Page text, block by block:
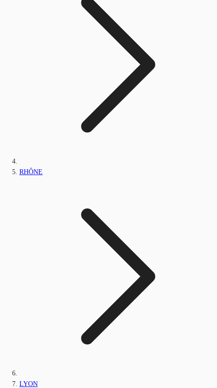
RHÔNE
LYON